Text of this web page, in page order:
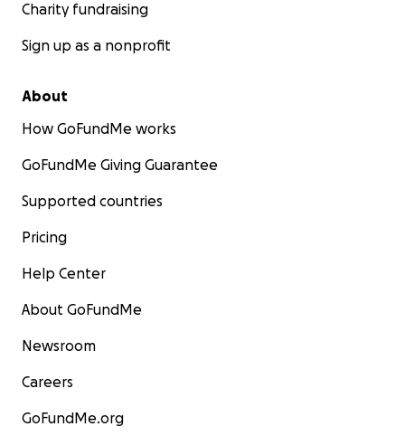
Charity fundraising
Sign up as a nonprofit
About
How GoFundMe works
GoFundMe Giving Guarantee
Supported countries
Pricing
Help Center
About GoFundMe
Newsroom
Careers
GoFundMe.org